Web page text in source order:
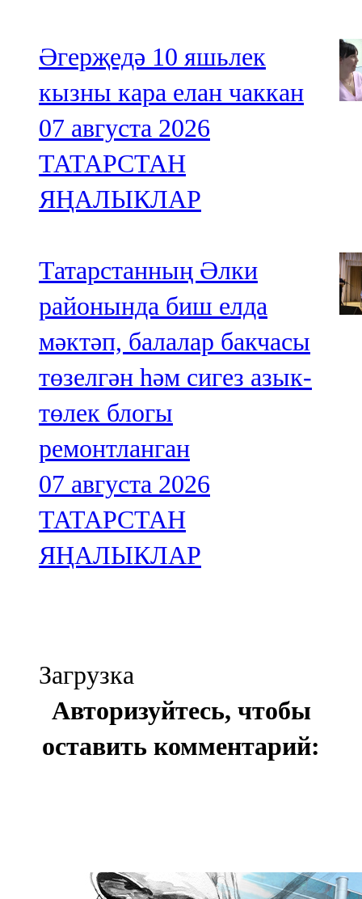
Әгерҗедә 10 яшьлек
кызны кара елан чаккан
07 августа 2026
ТАТАРСТАН
ЯҢАЛЫКЛАР
Татарстанның Әлки
районында биш елда
мәктәп, балалар бакчасы
төзелгән һәм сигез азык-
төлек блогы
ремонтланган
07 августа 2026
ТАТАРСТАН
ЯҢАЛЫКЛАР
Загрузка
Авторизуйтесь, чтобы
оставить комментарий: